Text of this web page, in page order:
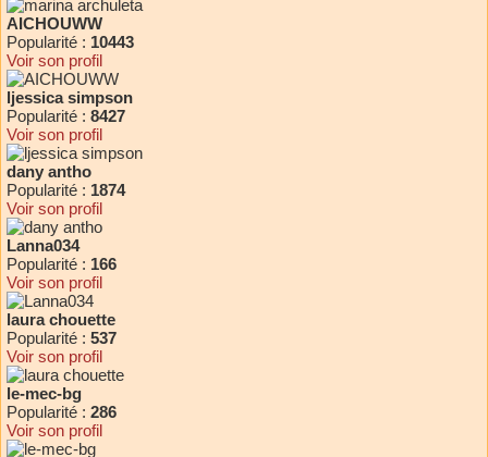
AICHOUWW
Popularité : 10443
Voir son profil
ljessica simpson
Popularité : 8427
Voir son profil
dany antho
Popularité : 1874
Voir son profil
Lanna034
Popularité : 166
Voir son profil
laura chouette
Popularité : 537
Voir son profil
le-mec-bg
Popularité : 286
Voir son profil